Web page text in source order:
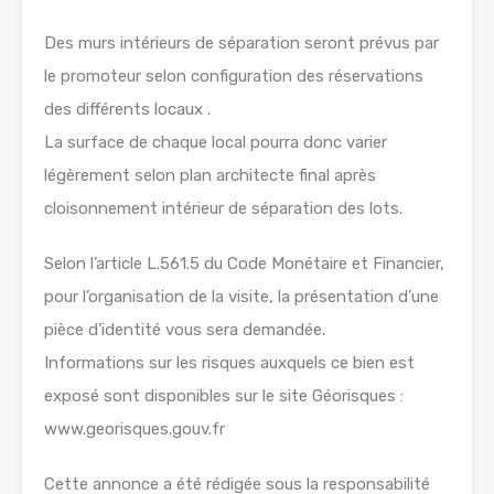
Des murs intérieurs de séparation seront prévus par
le promoteur selon configuration des réservations
des différents locaux .
La surface de chaque local pourra donc varier
légèrement selon plan architecte final après
cloisonnement intérieur de séparation des lots.
Selon l’article L.561.5 du Code Monétaire et Financier,
pour l’organisation de la visite, la présentation d’une
pièce d’identité vous sera demandée.
Informations sur les risques auxquels ce bien est
exposé sont disponibles sur le site Géorisques :
www.georisques.gouv.fr
Cette annonce a été rédigée sous la responsabilité